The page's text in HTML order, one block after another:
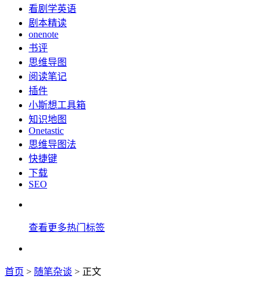
看剧学英语
剧本精读
onenote
书评
思维导图
阅读笔记
插件
小斯想工具箱
知识地图
Onetastic
思维导图法
快捷键
下载
SEO
查看更多热门标签
首页 > 随笔杂谈 > 正文